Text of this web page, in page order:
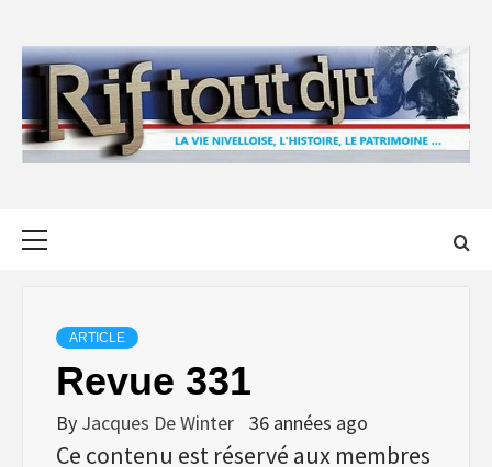
content
ARTICLE
Revue 331
By Jacques De Winter 36 années ago
Ce contenu est réservé aux membres